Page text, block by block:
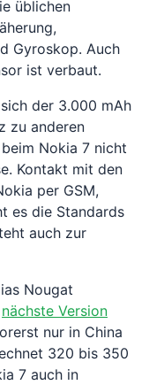
üblichen
Gyroskop. Auch
ist verbaut.
der 3.000 mAh
zu anderen
Nokia 7 nicht
Kontakt mit den
per GSM,
es die Standards
auch zur
Nougat
nächste Version
nur in China
320 bis 350
7 auch in